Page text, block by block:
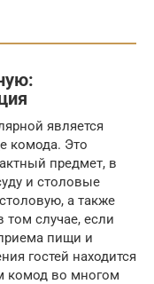
является
комода. Это
предмет, в
и столовые
а также
том случае, если
пищи и
гостей находится
комод во многом